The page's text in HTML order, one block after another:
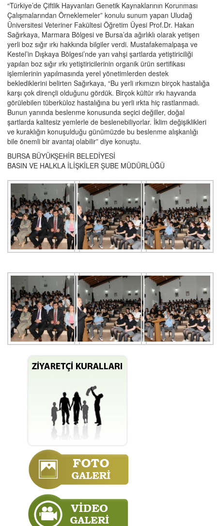
“Türkiye’de Çiftlik Hayvanları Genetik Kaynaklarının Korunması
Çalışmalarından Örneklemeler” konulu sunum yapan Uludağ
Üniversitesi Veteriner Fakültesi Öğretim Üyesi Prof.Dr. Hakan
Sağırkaya, Marmara Bölgesi ve Bursa’da ağırlıklı olarak yetişen
yerli boz sığır ırkı hakkında bilgiler verdi. Mustafakemalpaşa ve
Kestel’in Dışkaya Bölgesi’nde yarı vahşi şartlarda yetiştiriciliği
yapılan boz sığır ırkı yetiştiricilerinin organik ürün sertifikası
işlemlerinin yapılmasında yerel yönetimlerden destek
beklediklerini belirten Sağırkaya, “Bu yerli ırkımızın birçok hastalığa
karşı çok dirençli olduğunu gördük. Birçok kültür ırkı hayvanda
görülebilen tüberküloz hastalığına bu yerli ırkta hiç rastlanmadı.
Bunun yanında beslenme konusunda seçici değiller, doğal
şartlarda kalitesiz yemlerle de beslenebiliyorlar. İklim değişiklikleri
ve kuraklığın konuşulduğu günümüzde bu beslenme alışkanlığı
bile önemli bir avantaj olabilir” diye konuştu.
BURSA BÜYÜKŞEHİR BELEDİYESİ
BASIN VE HALKLA İLİŞKİLER ŞUBE MÜDÜRLÜĞÜ